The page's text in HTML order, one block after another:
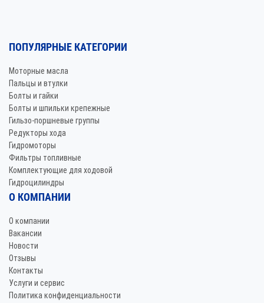
ПОПУЛЯРНЫЕ КАТЕГОРИИ
Моторные масла
Пальцы и втулки
Болты и гайки
Болты и шпильки крепежные
Гильзо-поршневые группы
Редукторы хода
Гидромоторы
Фильтры топливные
Комплектующие для ходовой
Гидроцилиндры
О КОМПАНИИ
О компании
Вакансии
Новости
Отзывы
Контакты
Услуги и сервис
Политика конфиденциальности